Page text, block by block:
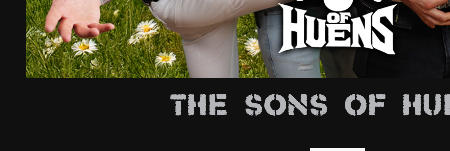
Rückblicke
Galerien
THE SONS OF